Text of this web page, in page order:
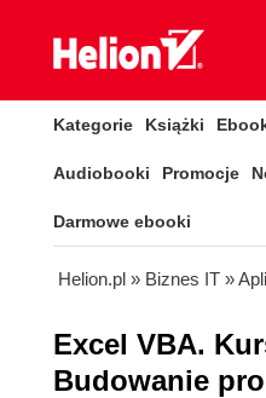
Kategorie Książki
Audiobooki Promocje
Darmowe ebooki
Helion.pl » Biznes IT »
Excel VBA.
Budowanie